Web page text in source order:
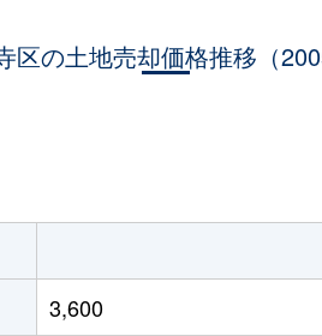
区の土地売却価格推移（
3,600